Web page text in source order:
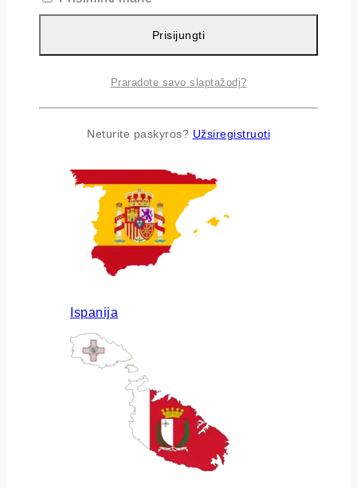
Airija
Ispanija
Prisijungti
Praradote savo slaptažodį?
Neturite paskyros? Užsiregistruoti